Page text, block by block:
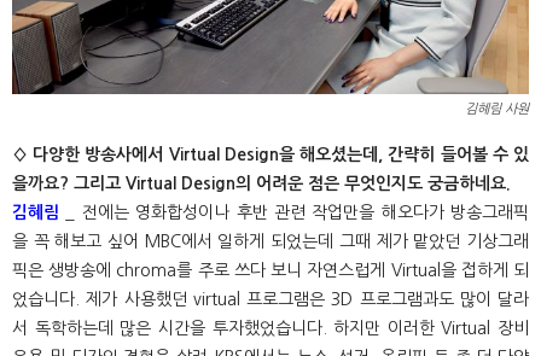
김혜림 사원
◊ 다양한 방송사에서 Virtual Design을 해오셨는데, 간략히 들어볼 수 있
을까요? 그리고 Virtual Design의 어려운 점은 무엇인지도 궁금하네요.
김혜림 _ 전에는 영화합성이나 후반 관련 작업만을 해오다가 방송그래픽
을 꼭 해보고 싶어 MBC에서 일하게 되었는데 그때 제가 맡았던 기상그래
픽은 생방송에 chroma를 주로 쓰다 보니 자연스럽게 Virtual을 접하게 되
었습니다. 제가 사용했던 virtual 프로그램은 3D 프로그램과도 많이 달라
서 독학하는데 많은 시간을 투자했었습니다. 하지만 이러한 Virtual 장비